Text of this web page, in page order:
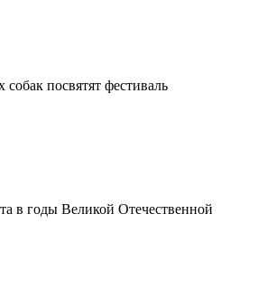
посвятят фестиваль
в годы Великой Отечественной